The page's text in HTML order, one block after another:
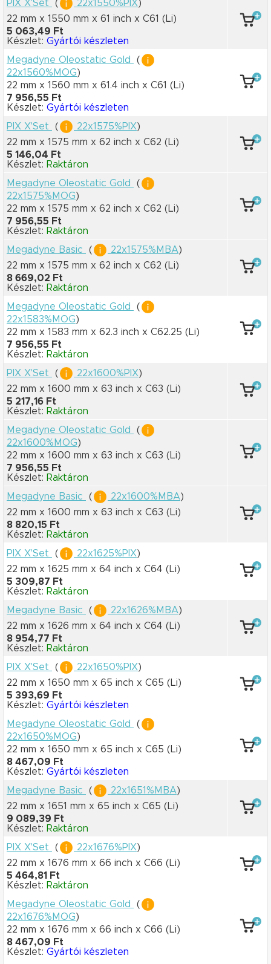
PIX X'Set ( 22x1550%PIX)
22 mm x 1550 mm x 61 inch x C61 (Li)
5 063,49 Ft
Készlet: Gyártói készleten
Megadyne Oleostatic Gold
(
22x1560%MOG)
22 mm x 1560 mm x 61.4 inch x C61 (Li)
7 956,55 Ft
Készlet: Gyártói készleten
PIX X'Set
( 22x1575%PIX)
22 mm x 1575 mm x 62 inch x C62 (Li)
5 146,04 Ft
Készlet: Raktáron
Megadyne Oleostatic Gold
(
22x1575%MOG)
22 mm x 1575 mm x 62 inch x C62 (Li)
7 956,55 Ft
Készlet: Raktáron
Megadyne Basic
( 22x1575%MBA)
22 mm x 1575 mm x 62 inch x C62 (Li)
8 669,02 Ft
Készlet: Raktáron
Megadyne Oleostatic Gold
(
22x1583%MOG)
22 mm x 1583 mm x 62.3 inch x C62.25 (Li)
7 956,55 Ft
Készlet: Raktáron
PIX X'Set
( 22x1600%PIX)
22 mm x 1600 mm x 63 inch x C63 (Li)
5 217,16 Ft
Készlet: Raktáron
Megadyne Oleostatic Gold
(
22x1600%MOG)
22 mm x 1600 mm x 63 inch x C63 (Li)
7 956,55 Ft
Készlet: Raktáron
Megadyne Basic
( 22x1600%MBA)
22 mm x 1600 mm x 63 inch x C63 (Li)
8 820,15 Ft
Készlet: Raktáron
PIX X'Set
( 22x1625%PIX)
22 mm x 1625 mm x 64 inch x C64 (Li)
5 309,87 Ft
Készlet: Raktáron
Megadyne Basic
( 22x1626%MBA)
22 mm x 1626 mm x 64 inch x C64 (Li)
8 954,77 Ft
Készlet: Raktáron
PIX X'Set
( 22x1650%PIX)
22 mm x 1650 mm x 65 inch x C65 (Li)
5 393,69 Ft
Készlet: Gyártói készleten
Megadyne Oleostatic Gold
(
22x1650%MOG)
22 mm x 1650 mm x 65 inch x C65 (Li)
8 467,09 Ft
Készlet: Gyártói készleten
Megadyne Basic
( 22x1651%MBA)
22 mm x 1651 mm x 65 inch x C65 (Li)
9 089,39 Ft
Készlet: Raktáron
PIX X'Set
( 22x1676%PIX)
22 mm x 1676 mm x 66 inch x C66 (Li)
5 464,81 Ft
Készlet: Raktáron
Megadyne Oleostatic Gold
(
22x1676%MOG)
22 mm x 1676 mm x 66 inch x C66 (Li)
8 467,09 Ft
Készlet: Gyártói készleten